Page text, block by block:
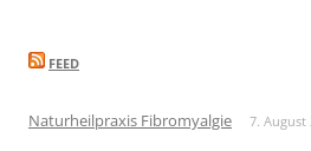
FEED
Naturheilpraxis Fibromyalgie 7. August